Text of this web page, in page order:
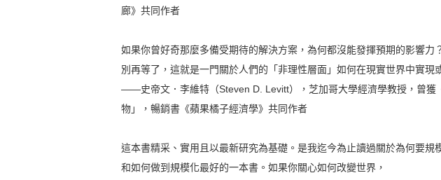
廊》共同作者
如果你曾好奇那麼多備受期待的解決方案，為何都沒能發揮預期的影響力
別再等了，這就是一門關於人們的「非理性層面」如何在現實世界中實現
――史帝文．李維特（Steven D. Levitt），芝加哥大學經濟學教授，曾獲
物」，暢銷書《蘋果橘子經濟學》共同作者
這本書精采、實用且以最新研究為基礎。是我迄今為止讀過關於為何要規
和如何做到規模化最好的一本書。如果你關心如何改變世界，